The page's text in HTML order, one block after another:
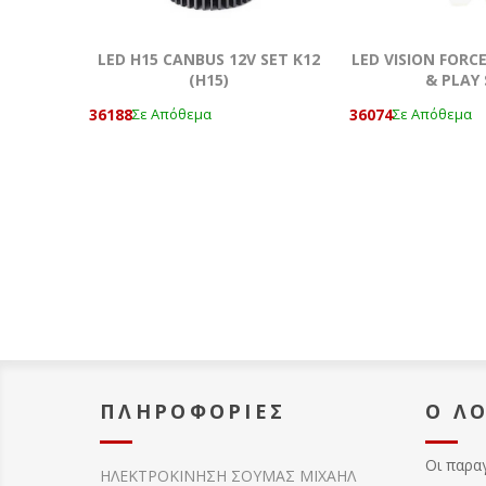
LED H15 CANBUS 12V SET Κ12
(Η15)
36188Σε Απόθεμα
LED VISION
& PLAY
36074Σε Απόθεμα
ΠΛΗΡΟΦΟΡΊΕΣ
ΗΛΕΚΤΡΟΚΙΝΗΣΗ ΣΟΥΜΑΣ MIXAHΛ
Ο
Οι